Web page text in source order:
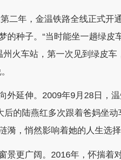
年，金温铁路全线正式开
的种子。“当时能坐一趟绿皮
火车站，第一次见到绿皮
延伸。2009年9月28日，温
后的陆燕红多次跟着爸妈坐
漪，悄然影响着她的人生选择
更广阔。2016年，怀揣着